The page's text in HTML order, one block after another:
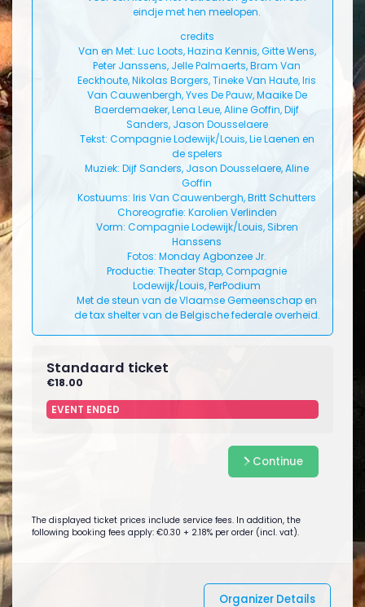
eindje met hen meelopen.
credits
Van en Met: Luc Loots, Hazina Kennis, Gitte Wens,
Peter Janssens, Jelle Palmaerts, Bram Van
Eeckhoute, Nikolas Borgers, Tineke Van Haute, Iris
Van Cauwenbergh, Yves De Pauw, Maaike De
Baerdemaeker, Lena Leue, Aline Goffin, Dijf
Sanders, Jason Dousselaere
Tekst: Compagnie Lodewijk/Louis, Lie Laenen en
de spelers
Muziek: Dijf Sanders, Jason Dousselaere, Aline
Goffin
Kostuums: Iris Van Cauwenbergh, Britt Schutters
Choreografie: Karolien Verlinden
Vorm: Compagnie Lodewijk/Louis, Sibren
Hanssens
Fotos: Monday Agbonzee Jr.
Productie: Theater Stap, Compagnie
Lodewijk/Louis, PerPodium
Met de steun van de Vlaamse Gemeenschap en
de tax shelter van de Belgische federale overheid.
Standaard ticket
€18.00
EVENT ENDED
Continue
The displayed ticket prices include service fees. In addition, the
following booking fees apply: €0.30 + 2.18% per order (incl. vat).
Organizer Details